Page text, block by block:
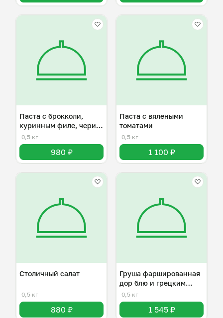
Паста с брокколи,
куринным филе, чери и
пармезаном
0,5 кг
980 ₽
Паста с вялеными
томатами
0,5 кг
1 100 ₽
Столичный салат
0,5 кг
880 ₽
Груша фаршированная
дор блю и грецким
орехом
0,5 кг
1 545 ₽